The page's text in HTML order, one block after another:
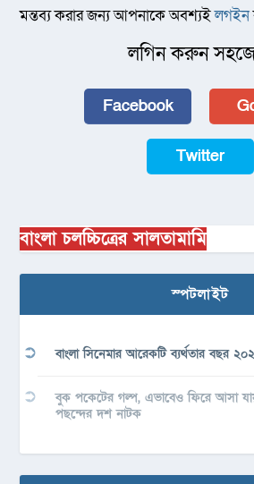
মন্তব্য করার জন্য আপনাকে অবশ্যইলগইন
লগিন করুন
Facebook
Twitter
বাংলা চলচ্চিত্রের সালতামামি
স্পটলাইট
বাংলা সিনেমার আরেকটি ব্যর্থতার বছর
বুক পকেটের গল্প, এভাবেও ফিরে আসা
পছন্দের দশ নাটক